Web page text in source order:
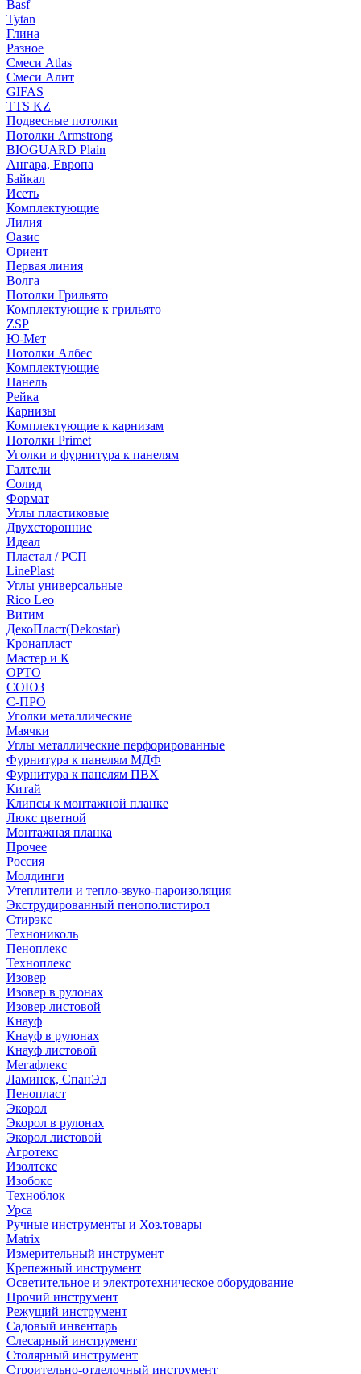
Basf
Tytan
Глина
Разное
Смеси Atlas
Смеси Алит
GIFAS
TTS KZ
Подвесные потолки
Потолки Armstrong
BIOGUARD Plain
Ангара, Европа
Байкал
Исеть
Комплектующие
Лилия
Оазис
Ориент
Первая линия
Волга
Потолки Грильято
Комплектующие к грильято
ZSP
Ю-Мет
Потолки Албес
Комплектующие
Панель
Рейка
Карнизы
Комплектующие к карнизам
Потолки Primet
Уголки и фурнитура к панелям
Галтели
Солид
Формат
Углы пластиковые
Двухсторонние
Идеал
Пластал / РСП
LinePlast
Углы универсальные
Rico Leo
Витим
ДекоПласт(Dekostar)
Кронапласт
Мастер и К
ОРТО
СОЮЗ
С-ПРО
Уголки металлические
Маячки
Углы металлические перфорированные
Фурнитура к панелям МДФ
Фурнитура к панелям ПВХ
Китай
Клипсы к монтажной планке
Люкс цветной
Монтажная планка
Прочее
Россия
Молдинги
Утеплители и тепло-звуко-пароизоляция
Экструдированный пенополистирол
Стирэкс
Технониколь
Пеноплекс
Техноплекс
Изовер
Изовер в рулонах
Изовер листовой
Кнауф
Кнауф в рулонах
Кнауф листовой
Мегафлекс
Ламинек, СпанЭл
Пенопласт
Экорол
Экорол в рулонах
Экорол листовой
Агротекс
Изолтекс
Изобокс
Техноблок
Урса
Ручные инструменты и Хоз.товары
Matrix
Измерительный инструмент
Крепежный инструмент
Осветительное и электротехническое оборудование
Прочий инструмент
Режущий инструмент
Садовый инвентарь
Слесарный инструмент
Столярный инструмент
Строительно-отделочный инструмент